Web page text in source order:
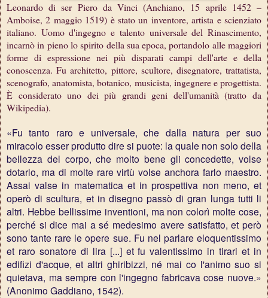
Leonardo di ser Piero da Vinci (Anchiano, 15 aprile 1452 –
Amboise, 2 maggio 1519) è stato un inventore, artista e scienziato
italiano. Uomo d'ingegno e talento universale del Rinascimento,
incarnò in pieno lo spirito della sua epoca, portandolo alle maggiori
forme di espressione nei più disparati campi dell'arte e della
conoscenza. Fu architetto, pittore, scultore, disegnatore, trattatista,
scenografo, anatomista, botanico, musicista, ingegnere e progettista.
È considerato uno dei più grandi geni dell'umanità (tratto da
Wikipedia).
«Fu tanto raro e universale, che dalla natura per suo
miracolo esser produtto dire si puote: la quale non solo della
bellezza del corpo, che molto bene gli concedette, volse
dotarlo, ma di molte rare virtù volse anchora farlo maestro.
Assai valse in matematica et in prospettiva non meno, et
operò di scultura, et in disegno passò di gran lunga tutti li
altri. Hebbe bellissime inventioni, ma non colorì molte cose,
perché si dice mai a sé medesimo avere satisfatto, et però
sono tante rare le opere sue. Fu nel parlare eloquentissimo
et raro sonatore di lira [...] et fu valentissimo in tirari et in
edifizi d'acque, et altri ghiribizzi, né mai co l'animo suo si
quietava, ma sempre con l'ingegno fabricava cose nuove.»
(Anonimo Gaddiano, 1542).